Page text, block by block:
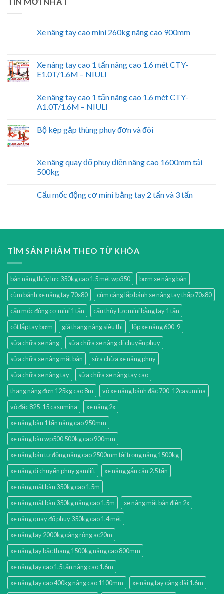
Xe nâng tay cao mini 260kg nâng cao 900mm
Xe nâng tay cao 1 tấn nâng cao 1.6 mét CTY-
E1.0T/1.6M – NIULI
Xe nâng tay cao 1 tấn nâng cao 1.6 mét CTY-
A1.0T/1.6M – NIULI
Bộ kẹp gắp thùng phuy đơn và đôi
Xe nâng quay đổ phuy điện nâng cao 1600mm tải
500kg
Cẩu mốc động cơ mini bằng tay 2 tấn và 3 tấn
TÌM SẢN PHẨM THEO TỪ KHÓA
bàn nâng thủy lực 350kg cao 1.5 mét wp350
bơm xe nâng bàn
cùm bánh xe nâng tay 70x80
cùm càng lắp bánh xe nâng tay thấp 70x80
cẩu móc động cơ mini 1 tấn
cẩu thủy lực mini bằng tay 1 tấn
cốt lắp tay bơm
giá thang nâng siêu thị
lốp xe nâng 600-9
sửa chữa xe nâng
sửa chữa xe nâng di chuyển phuy
sửa chữa xe nâng mặt bàn
sửa chữa xe nâng phuy
sửa chữa xe nâng tay
sửa chữa xe nâng tay cao
thang nâng đơn 125kg cao 8m
vỏ xe nâng bánh đặc 700-12casumina
vỏ đặc 825-15 casumina
xe nâng 2x
xe nâng bàn 1 tấn nâng cao 950mm
xe nâng bàn wp500 500kg cao 900mm
xe nâng bán tự động nâng cao 2500mm tải trọng nâng 1500kg
xe nâng di chuyển phuy gamlift
xe nâng gắn cân 2.5 tấn
xe nâng mặt bàn 350kg cao 1.5m
xe nâng mặt bàn 350kg nâng cao 1.5m
xe nâng mặt bàn điện 2x
xe nâng quay đổ phuy 350kg cao 1.4 mét
xe nâng tay 2000kg càng rộng ac20m
xe nâng tay bậc thang 1500kg nâng cao 800mm
xe nâng tay cao 1.5 tấn nâng cao 1.6m
xe nâng tay cao 400kg nâng cao 1100mm
xe nâng tay càng dài 1.6m